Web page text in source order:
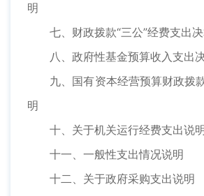
明
七、财政拨款“三公”经费支出决
八、政府性基金预算收入支出
九、国有资本经营预算财政拨
明
十、关于机关运行经费支出说
十一、一般性支出情况说明
十二、关于政府采购支出说明